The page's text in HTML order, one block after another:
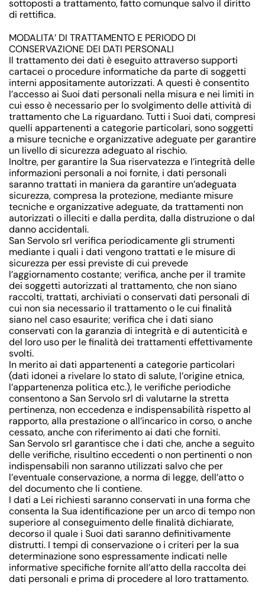
sottoposti a trattamento, fatto comunque salvo il diritto
di rettifica.
MODALITA’ DI TRATTAMENTO E PERIODO DI
CONSERVAZIONE DEI DATI PERSONALI
Il trattamento dei dati è eseguito attraverso supporti
cartacei o procedure informatiche da parte di soggetti
interni appositamente autorizzati. A questi è consentito
l’accesso ai Suoi dati personali nella misura e nei limiti in
cui esso è necessario per lo svolgimento delle attività di
trattamento che La riguardano. Tutti i Suoi dati, compresi
quelli appartenenti a categorie particolari, sono soggetti
a misure tecniche e organizzative adeguate per garantire
un livello di sicurezza adeguato al rischio.
Inoltre, per garantire la Sua riservatezza e l’integrità delle
informazioni personali a noi fornite, i dati personali
saranno trattati in maniera da garantire un’adeguata
sicurezza, compresa la protezione, mediante misure
tecniche e organizzative adeguate, da trattamenti non
autorizzati o illeciti e dalla perdita, dalla distruzione o dal
danno accidentali.
San Servolo srl verifica periodicamente gli strumenti
mediante i quali i dati vengono trattati e le misure di
sicurezza per essi previste di cui prevede
l’aggiornamento costante; verifica, anche per il tramite
dei soggetti autorizzati al trattamento, che non siano
raccolti, trattati, archiviati o conservati dati personali di
cui non sia necessario il trattamento o le cui finalità
siano nel caso esaurite; verifica che i dati siano
conservati con la garanzia di integrità e di autenticità e
del loro uso per le finalità dei trattamenti effettivamente
svolti.
In merito ai dati appartenenti a categorie particolari
(dati idonei a rivelare lo stato di salute, l’origine etnica,
l’appartenenza politica etc.), le verifiche periodiche
consentono a San Servolo srl di valutarne la stretta
pertinenza, non eccedenza e indispensabilità rispetto al
rapporto, alla prestazione o all’incarico in corso, o anche
cessato, anche con riferimento ai dati che forniti.
San Servolo srl garantisce che i dati che, anche a seguito
delle verifiche, risultino eccedenti o non pertinenti o non
indispensabili non saranno utilizzati salvo che per
l’eventuale conservazione, a norma di legge, dell’atto o
del documento che li contiene.
I dati a Lei richiesti saranno conservati in una forma che
consenta la Sua identificazione per un arco di tempo non
superiore al conseguimento delle finalità dichiarate,
decorso il quale i Suoi dati saranno definitivamente
distrutti. I tempi di conservazione o i criteri per la sua
determinazione sono espressamente indicati nelle
informative specifiche fornite all’atto della raccolta dei
dati personali e prima di procedere al loro trattamento.